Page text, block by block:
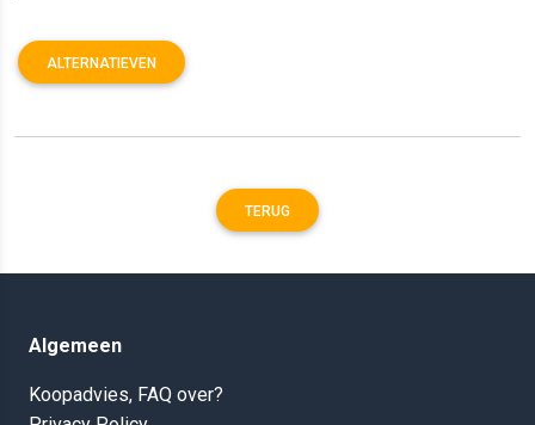
ALTERNATIEVEN
TERUG
Algemeen
Koopadvies, FAQ over?